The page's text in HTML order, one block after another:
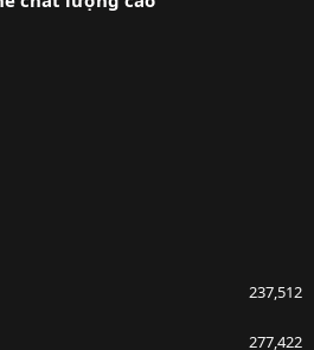
237,512
277,422